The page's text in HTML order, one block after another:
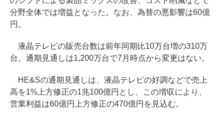
分野全体では増益となった。なお、為替の悪影響は60億
円。
液晶テレビの販売台数は前年同期比10万台増の310万
台。通期見通しは1,200万台で7月時点から変更はない。
HE&Sの通期見通しは、液晶テレビの好調などで売上
高を1%上方修正の1兆100億円とし、この増収により、
営業利益は60億円上方修正の470億円を見込む。